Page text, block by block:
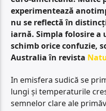
experimentează
nu se reflectă în
iarnă. Simpla folosire
schimb orice confuzie,
Australia în revista
In emisfera sudică se
lungi și temperaturile
semnelor clare ale